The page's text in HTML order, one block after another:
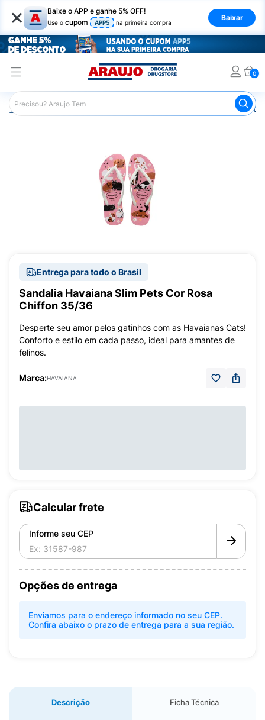
× Baixe o APP e ganhe 5% OFF!
Use o cupom APP5 na primeira compra
Baixar
0
Araujo Mercado Calçados e
Entrega para todo o Brasil
Sandalia Havaiana Slim Pets Cor Rosa
Chiffon 35/36
Desperte seu amor pelos gatinhos com as Havaianas Cats!
Conforto e estilo em cada passo, ideal para amantes de
felinos.
Marca:HAVAIANA
Calcular frete
Informe seu CEP
Opções de entrega
Enviamos para o endereço informado no seu CEP.
Confira abaixo o prazo de entrega para a sua região.
Descrição Ficha Técnica